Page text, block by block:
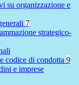
su organizzazione e
7
strategico-
codice di condotta 9
e imprese